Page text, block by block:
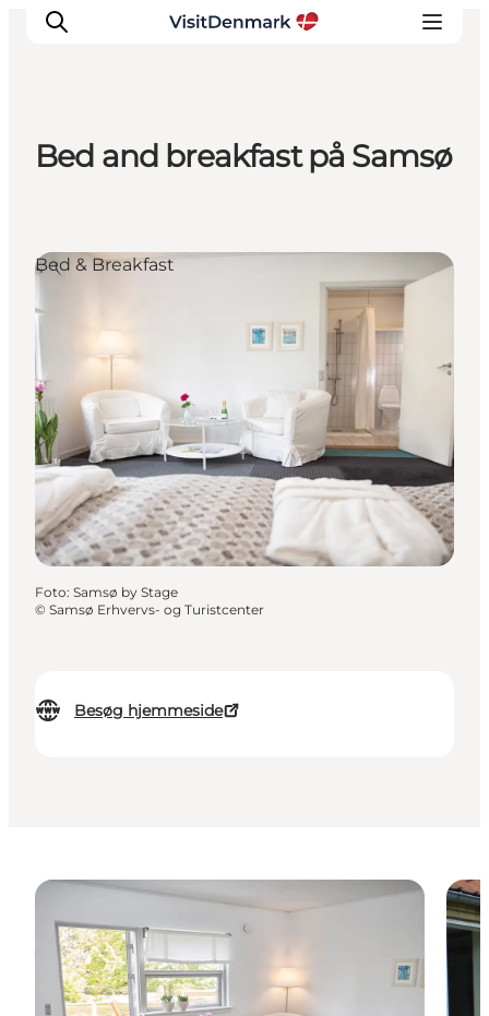
Oplevelser
Overnatning
Bed and breakfast på Samsø
Besøg hjemmeside
Bed & Breakfast
Foto: Samsø by Stage
© Samsø Erhvervs- og Turistcenter